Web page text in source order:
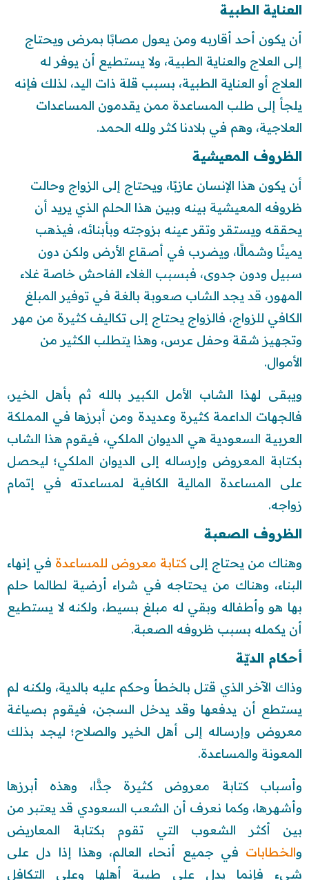
العناية الطبية
أن يكون أحد أقاربه ومن يعول مصابًا بمرض ويحتاج
إلى العلاج والعناية الطبية، ولا يستطيع أن يوفر له
العلاج أو العناية الطبية، بسبب قلة ذات اليد، لذلك فإنه
يلجأ إلى طلب المساعدة ممن يقدمون المساعدات
العلاجية، وهم في بلادنا كثر ولله الحمد.
الظروف المعيشية
أن يكون هذا الإنسان عازبًا، ويحتاج إلى الزواج وحالت
ظروفه المعيشية بينه وبين هذا الحلم الذي يريد أن
يحققه ويستقر وتقر عينه بزوجته وبأبنائه، فيذهب
يمينًا وشمالًا، ويضرب في أصقاع الأرض ولكن دون
سبيل ودون جدوى، فبسبب الغلاء الفاحش خاصة غلاء
المهور، قد يجد الشاب صعوبة بالغة في توفير المبلغ
الكافي للزواج، فالزواج يحتاج إلى تكاليف كثيرة من مهر
وتجهيز شقة وحفل عرس، وهذا يتطلب الكثير من
الأموال.
ويبقى لهذا الشاب الأمل الكبير بالله ثم بأهل الخير،
فالجهات الداعمة كثيرة وعديدة ومن أبرزها في المملكة
العربية السعودية هي الديوان الملكي، فيقوم هذا الشاب
بكتابة المعروض وإرساله إلى الديوان الملكي؛ ليحصل
على المساعدة المالية الكافية لمساعدته في إتمام
زواجه.
الظروف الصعبة
وهناك من يحتاج إلى كتابة معروض للمساعدة في إنهاء
البناء، وهناك من يحتاجه في شراء أرضية لطالما حلم
بها هو وأطفاله وبقي له مبلغ بسيط، ولكنه لا يستطيع
أن يكمله بسبب ظروفه الصعبة.
أحكام الديّة
وذاك الآخر الذي قتل بالخطأ وحكم عليه بالدية، ولكنه لم
يستطع أن يدفعها وقد يدخل السجن، فيقوم بصياغة
معروض وإرساله إلى أهل الخير والصلاح؛ ليجد بذلك
المعونة والمساعدة.
وأسباب كتابة معروض كثيرة جدًّا، وهذه أبرزها
وأشهرها، وكما نعرف أن الشعب السعودي قد يعتبر من
بين أكثر الشعوب التي تقوم بكتابة المعاريض
والخطابات في جميع أنحاء العالم، وهذا إذا دل على
شيء فإنما يدل على طيبة أهلها وعلى التكافل